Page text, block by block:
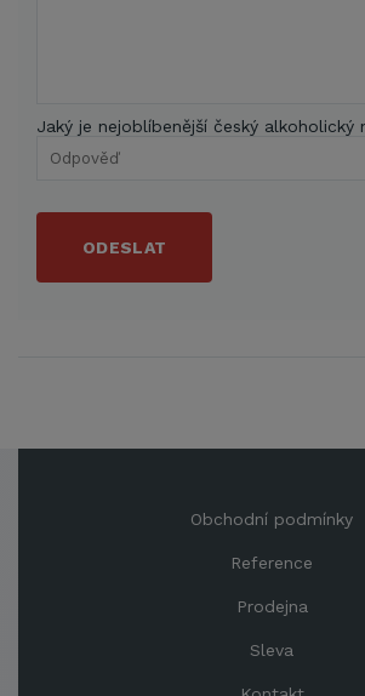
Jaký je nejoblíbenější český alkoholický
ODESLAT
Obchodní podmínky
Reference
Prodejna
Sleva